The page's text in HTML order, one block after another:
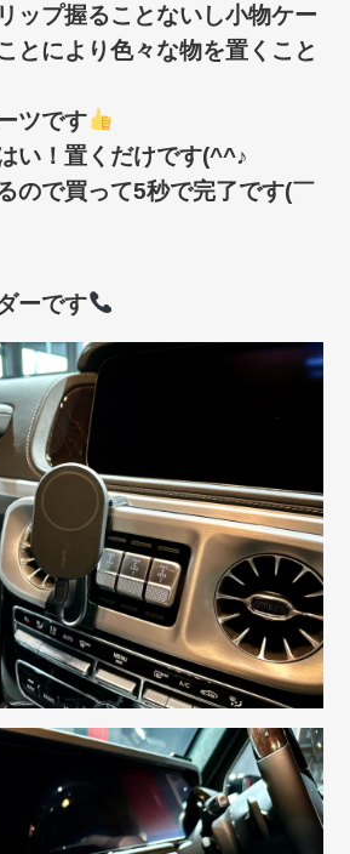
ップ握ることないし小物ケー
とにより色々な物を置くこと
ツです
い！置くだけです(^^♪
ので買って5秒で完了です(￣
ーです